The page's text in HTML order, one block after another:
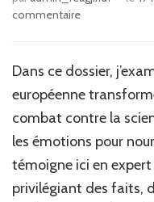
commentairesur
de
front
comment
l’extrême
droite
Dans ce dossier,
européenne
combat contre la
les émotions pour
témoigne ici en
privilégiant des faits,